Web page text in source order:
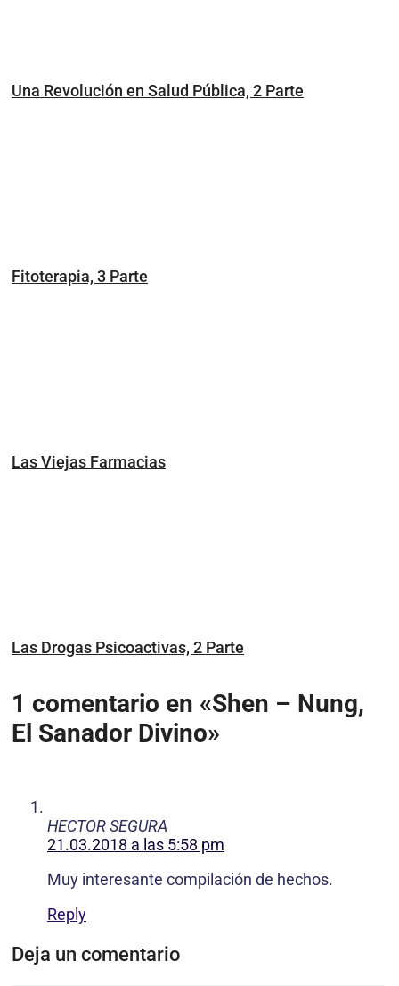
Una Revolución en Salud Pública, 2 Parte
Fitoterapia, 3 Parte
Las Viejas Farmacias
Las Drogas Psicoactivas, 2 Parte
1 comentario en «Shen – Nung,
El Sanador Divino»
HECTOR SEGURA
21.03.2018 a las 5:58 pm
Muy interesante compilación de hechos.
Reply
Deja un comentario